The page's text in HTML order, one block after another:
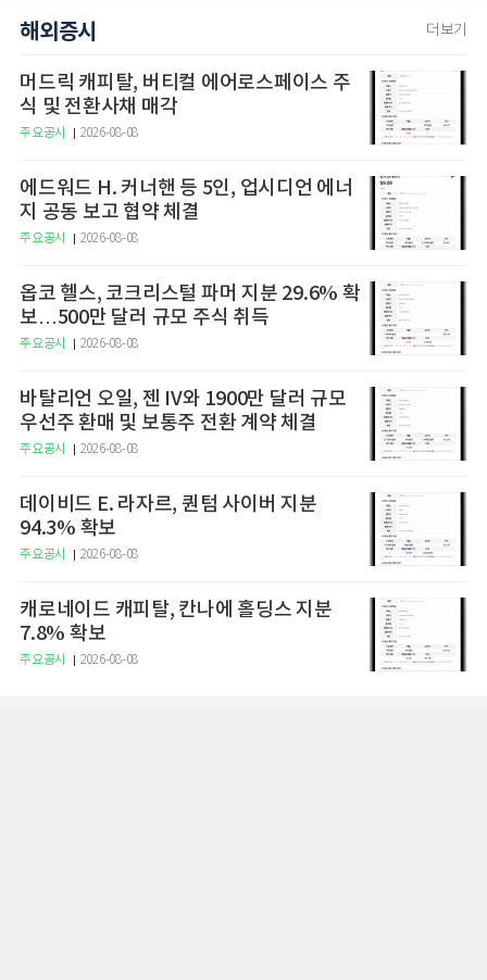
해외증시 더보기
머드릭 캐피탈, 버티컬 에어로스페이스 주
식 및 전환사채 매각
주요공시 2026-08-08
에드워드 H. 커너핸 등 5인, 업시디언 에너
지 공동 보고 협약 체결
주요공시 2026-08-08
옵코 헬스, 코크리스털 파머 지분 29.6% 확
보…500만 달러 규모 주식 취득
주요공시 2026-08-08
바탈리언 오일, 젠 IV와 1900만 달러 규모
우선주 환매 및 보통주 전환 계약 체결
주요공시 2026-08-08
데이비드 E. 라자르, 퀀텀 사이버 지분
94.3% 확보
주요공시 2026-08-08
캐로네이드 캐피탈, 칸나에 홀딩스 지분
7.8% 확보
주요공시 2026-08-08